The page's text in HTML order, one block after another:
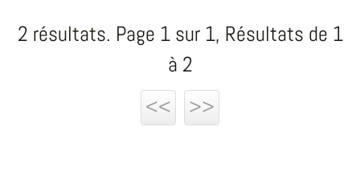
2 résultats. Page 1 sur 1, Résultats de 1
à 2
<<
>>